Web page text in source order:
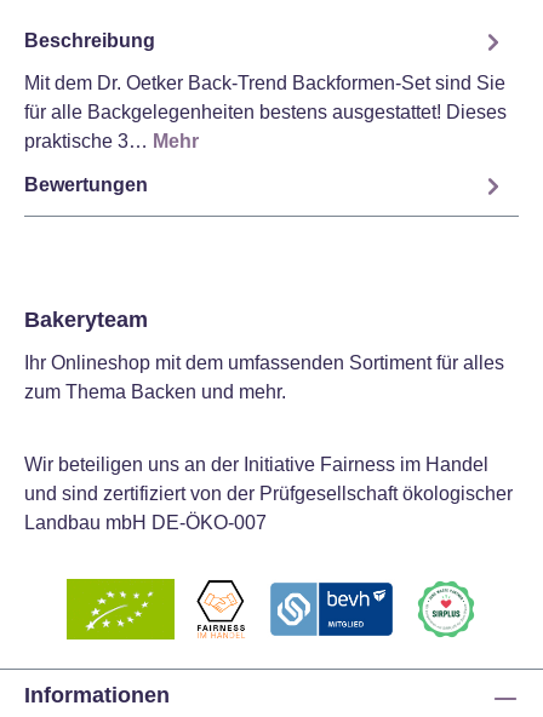
Beschreibung
Mit dem Dr. Oetker Back-Trend Backformen-Set sind Sie
für alle Backgelegenheiten bestens ausgestattet! Dieses
praktische 3… Mehr
Bewertungen
Bakeryteam
Ihr Onlineshop mit dem umfassenden Sortiment für alles
zum Thema Backen und mehr.
Wir beteiligen uns an der Initiative Fairness im Handel
und sind zertifiziert von der Prüfgesellschaft ökologischer
Landbau mbH DE-ÖKO-007
Informationen